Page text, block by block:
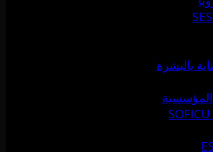
بالبشرة